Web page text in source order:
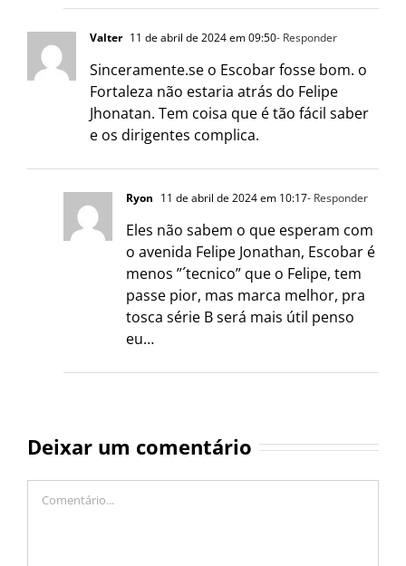
Valter 11 de abril de 2024 em 09:50- Responder
Sinceramente.se o Escobar fosse bom. o
Fortaleza não estaria atrás do Felipe
Jhonatan. Tem coisa que é tão fácil saber
e os dirigentes complica.
Ryon 11 de abril de 2024 em 10:17- Responder
Eles não sabem o que esperam com
o avenida Felipe Jonathan, Escobar é
menos ”´tecnico” que o Felipe, tem
passe pior, mas marca melhor, pra
tosca série B será mais útil penso
eu…
Deixar um comentário